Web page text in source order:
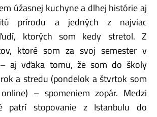
úžasnej kuchyne a dlhej histórie aj
prírodu a jedných z najviac
ktorých som kedy stretol. Z
ktoré som za svoj semester v
aj vďaka tomu, že som do školy
a stredu (pondelok a štvrtok som
– spomeniem zopár. Medzi
patrí stopovanie z Istanbulu do